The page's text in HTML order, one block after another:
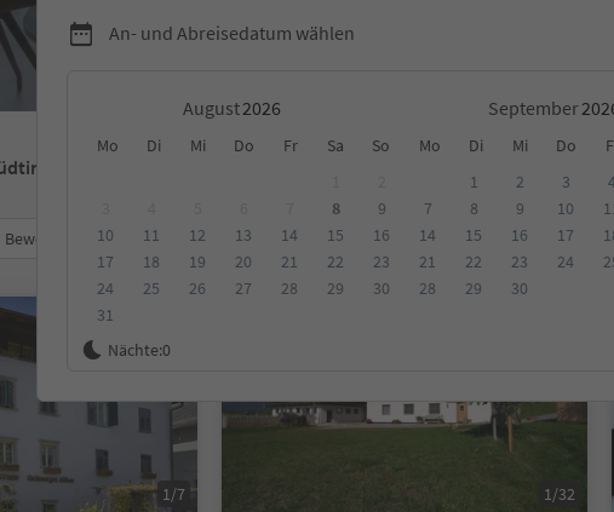
An- und Abreisedatum wählen
August September
Mo Di Mi Do Fr Sa So Mo Di Mi Do
8
9
10
11 12 13 14 15
16
17
18 19 20 21 22
23
24
25 26 27 28 29
30
31
1 2 3
7
8 9 10
14
15 16 17
21
22 23 24
28
29 30
Nächte:0
Bewertungen Kategorie Verpflegungsart Nachhaltige Unterkunft
1/7 1/32